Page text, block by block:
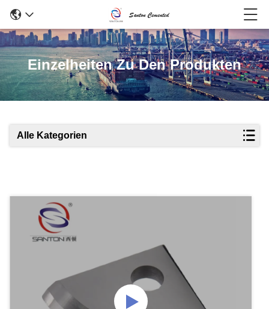
Einzelheiten Zu Den Produkten
Alle Kategorien